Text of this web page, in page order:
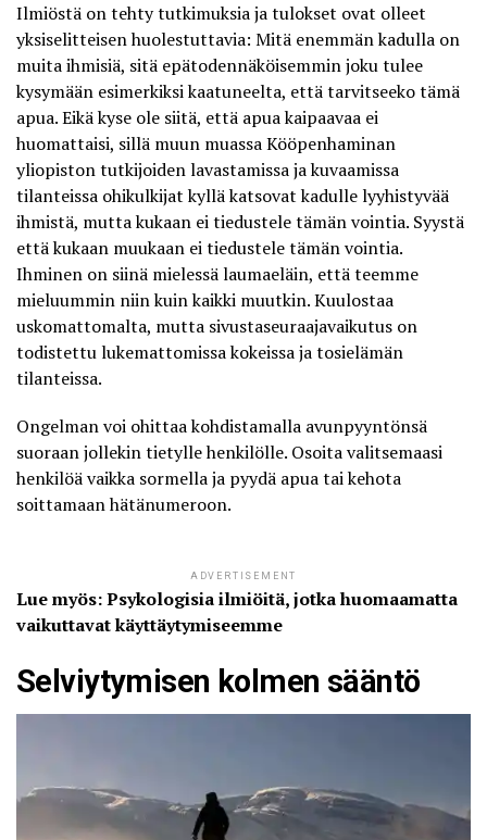
Ilmiöstä on tehty tutkimuksia ja tulokset ovat olleet
yksiselitteisen huolestuttavia: Mitä enemmän kadulla on
muita ihmisiä, sitä epätodennäköisemmin joku tulee
kysymään esimerkiksi kaatuneelta, että tarvitseeko tämä
apua. Eikä kyse ole siitä, että apua kaipaavaa ei
huomattaisi, sillä muun muassaKööpenhaminan
yliopiston tutkijoiden lavastamissaja kuvaamissa
tilanteissa ohikulkijat kyllä katsovat kadulle lyyhistyvää
ihmistä, mutta kukaan ei tiedustele tämän vointia. Syystä
että kukaan muukaan ei tiedustele tämän vointia.
Ihminen on siinä mielessä laumaeläin, että teemme
mieluummin niin kuin kaikki muutkin. Kuulostaa
uskomattomalta, mutta sivustaseuraajavaikutus on
todistettu lukemattomissa kokeissa ja tosielämän
tilanteissa.
Ongelman voi ohittaa kohdistamalla avunpyyntönsä
suoraan jollekin tietylle henkilölle. Osoita valitsemaasi
henkilöä vaikka sormella ja pyydä apua tai kehota
soittamaan hätänumeroon.
ADVERTISEMENT
Lue myös: Psykologisia ilmiöitä, jotka huomaamatta
vaikuttavat käyttäytymiseemme
Selviytymisen kolmen sääntö